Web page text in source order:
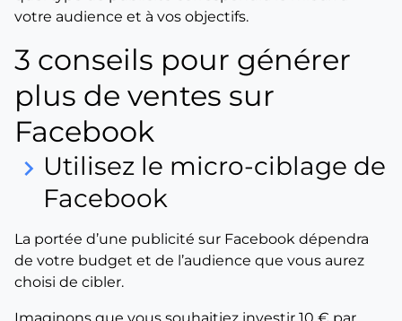
votre audience et à vos objectifs.
3 conseils pour générer
plus de ventes sur
Facebook
keyboard_arrow_right Utilisez le micro-ciblage de
Facebook
La portée d’une publicité sur Facebook dépendra
de votre budget et de l’audience que vous aurez
choisi de cibler.
Imaginons que vous souhaitiez investir 10 € par